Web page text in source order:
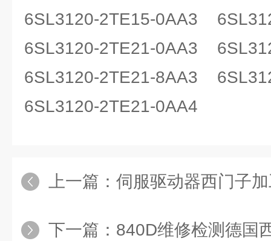
6SL3120-2TE15-0AA3
6SL3120-2TE21-0AA3
6SL3120-2TE21-8AA3
6SL3120-2TE21-0AA4
上一篇： 伺服驱动器西门子加工中心
下一篇： 840D维修检测德国西门子